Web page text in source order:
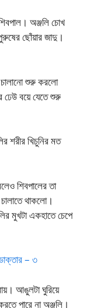
অঞ্জলি চোখ
ছোঁয়ার জাদু।
শুরু করলো
ঢেউ বয়ে যেতে শুরু
শরীর খিচুনির মত
শিবপালের তা
থাকলো।
মুখটা একহাতে চেপে
– ৩
আঙুলটা ঘুরিয়ে
পারে না অঞ্জলি।